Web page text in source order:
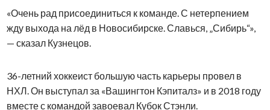
«Очень рад присоединиться к команде. С нетерпением
жду выхода на лёд в Новосибирске. Славься, „Сибирь“»,
— сказал Кузнецов.
36-летний хоккеист большую часть карьеры провел в
НХЛ. Он выступал за «Вашингтон Кэпиталз» и в 2018 году
вместе с командой завоевал Кубок Стэнли.